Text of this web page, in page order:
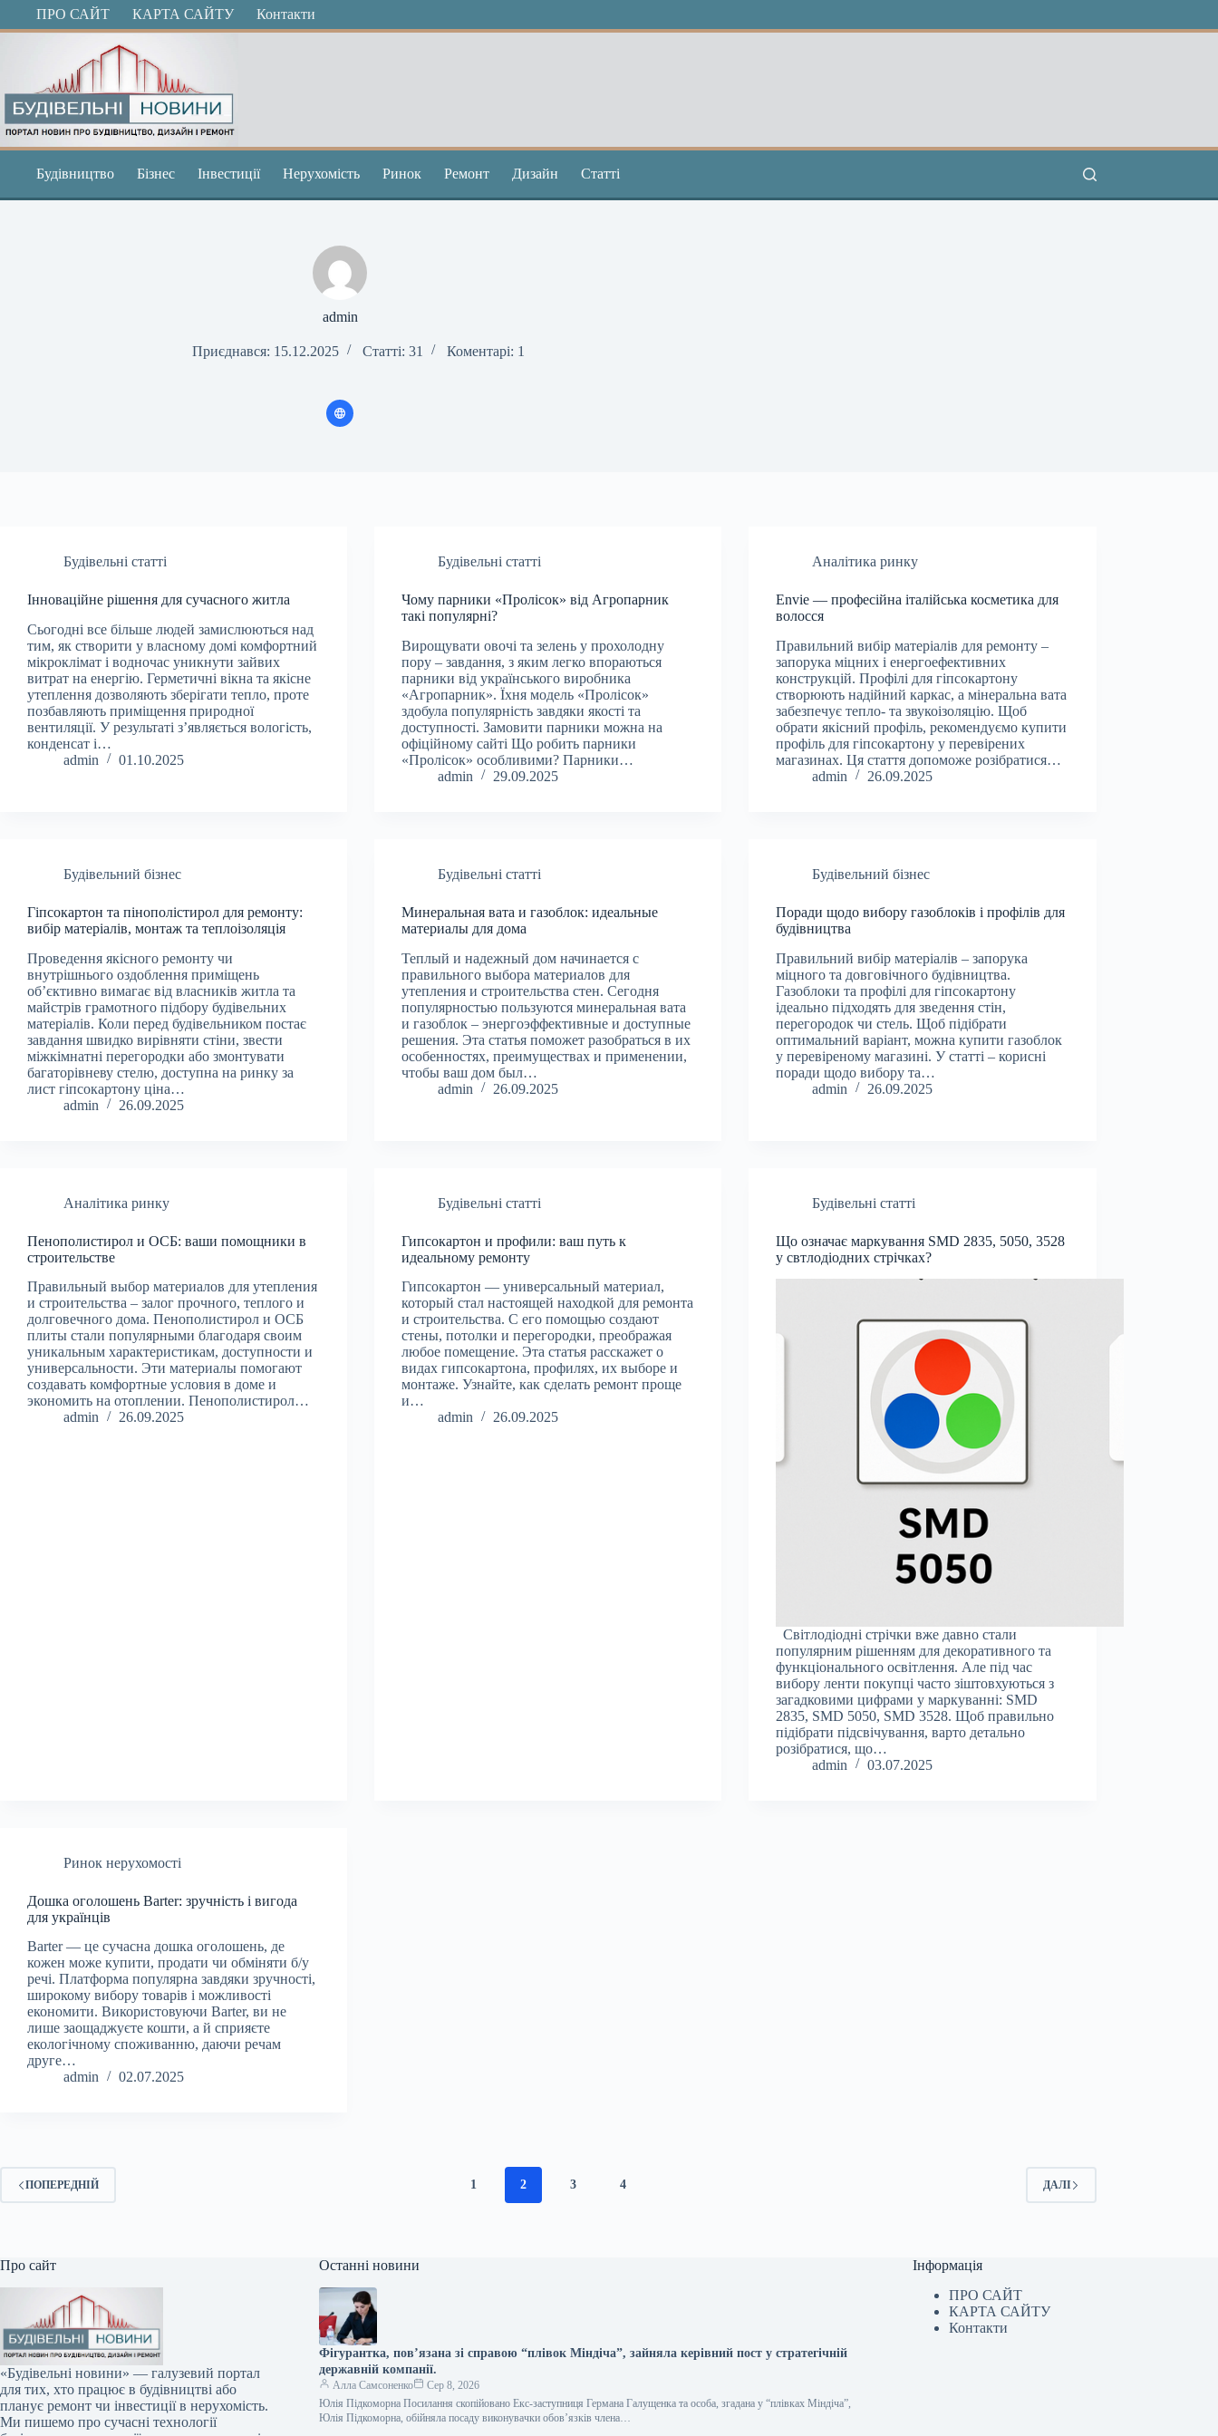
ПерейтиПРО САЙТ КАРТА САЙТУ Контакти
Будівництво Бізнес Інвестиції Нерухомість Ринок Ремонт Дизайн Статті
admin
Приєднався: 15.12.2025 Статті: 31 Коментарі: 1
Будівельні статті
Інноваційне рішення для сучасного житла
Сьогодні все більше людей замислюються над
тим, як створити у власному домі комфортний
мікроклімат і водночас уникнути зайвих
витрат на енергію. Герметичні вікна та якісне
утеплення дозволяють зберігати тепло, проте
позбавляють приміщення природної
вентиляції. У результаті з’являється вологість,
конденсат і…
admin
01.10.2025
Будівельні статті
Чому парники «Пролісок» від Агропарник
такі популярні?
Вирощувати овочі та зелень у прохолодну
пору – завдання, з яким легко впораються
парники від українського виробника
«Агропарник». Їхня модель «Пролісок»
здобула популярність завдяки якості та
доступності. Замовити парники можна на
офіційному сайті Що робить парники
«Пролісок» особливими? Парники…
admin
29.09.2025
Аналітика ринку
Envie — професійна італійська косметика для
волосся
Правильний вибір матеріалів для ремонту –
запорука міцних і енергоефективних
конструкцій. Профілі для гіпсокартону
створюють надійний каркас, а мінеральна вата
забезпечує тепло- та звукоізоляцію. Щоб
обрати якісний профіль, рекомендуємо купити
профіль для гіпсокартону у перевірених
магазинах. Ця стаття допоможе розібратися…
admin
26.09.2025
Будівельний бізнес
Гіпсокартон та пінополістирол для ремонту:
вибір матеріалів, монтаж та теплоізоляція
Проведення якісного ремонту чи
внутрішнього оздоблення приміщень
об’єктивно вимагає від власників житла та
майстрів грамотного підбору будівельних
матеріалів. Коли перед будівельником постає
завдання швидко вирівняти стіни, звести
міжкімнатні перегородки або змонтувати
багаторівневу стелю, доступна на ринку за
лист гіпсокартону ціна…
admin
26.09.2025
Будівельні статті
Минеральная вата и газоблок: идеальные
материалы для дома
Теплый и надежный дом начинается с
правильного выбора материалов для
утепления и строительства стен. Сегодня
популярностью пользуются минеральная вата
и газоблок – энергоэффективные и доступные
решения. Эта статья поможет разобраться в их
особенностях, преимуществах и применении,
чтобы ваш дом был…
admin
26.09.2025
Будівельний бізнес
Поради щодо вибору газоблоків і профілів для
будівництва
Правильний вибір матеріалів – запорука
міцного та довговічного будівництва.
Газоблоки та профілі для гіпсокартону
ідеально підходять для зведення стін,
перегородок чи стель. Щоб підібрати
оптимальний варіант, можна купити газоблок
у перевіреному магазині. У статті – корисні
поради щодо вибору та…
admin
26.09.2025
Аналітика ринку
Пенополистирол и ОСБ: ваши помощники в
строительстве
Правильный выбор материалов для утепления
и строительства – залог прочного, теплого и
долговечного дома. Пенополистирол и ОСБ
плиты стали популярными благодаря своим
уникальным характеристикам, доступности и
универсальности. Эти материалы помогают
создавать комфортные условия в доме и
экономить на отоплении. Пенополистирол…
admin
26.09.2025
Будівельні статті
Гипсокартон и профили: ваш путь к
идеальному ремонту
Гипсокартон — универсальный материал,
который стал настоящей находкой для ремонта
и строительства. С его помощью создают
стены, потолки и перегородки, преображая
любое помещение. Эта статья расскажет о
видах гипсокартона, профилях, их выборе и
монтаже. Узнайте, как сделать ремонт проще
и…
admin
26.09.2025
Будівельні статті
Що означає маркування SMD 2835, 5050, 3528
у свтлодіодних стрічках?
Світлодіодні стрічки вже давно стали
популярним рішенням для декоративного та
функціонального освітлення. Але під час
вибору ленти покупці часто зіштовхуються з
загадковими цифрами у маркуванні: SMD
2835, SMD 5050, SMD 3528. Щоб правильно
підібрати підсвічування, варто детально
розібратися, що…
admin
03.07.2025
Ринок нерухомості
Дошка оголошень Barter: зручність і вигода
для українців
Barter — це сучасна дошка оголошень, де
кожен може купити, продати чи обміняти б/у
речі. Платформа популярна завдяки зручності,
широкому вибору товарів і можливості
економити. Використовуючи Barter, ви не
лише заощаджуєте кошти, а й сприяєте
екологічному споживанню, даючи речам
друге…
admin
02.07.2025
ПОПЕРЕДНІЙ 1 2 3 4 ДАЛІ
Про сайт
«Будівельні новини» — галузевий портал
для тих, хто працює в будівництві або
планує ремонт чи інвестиції в нерухомість.
Ми пишемо про сучасні технології
Останні новини
Фігурантка, пов’язана зі справою “плівок Міндіча”, зайняла керівний пост у стратегічній
державній компанії.
Алла Самсоненко
Сер 8, 2026
Юлія Підкоморна Посилання скопійовано Екс-заступниця Германа Галущенка та особа, згадана у “плівках Міндіча”,
Юлія Підкоморна, обійняла посаду виконувачки обов’язків члена…
Інформація
ПРО САЙТ
КАРТА САЙТУ
Контакти